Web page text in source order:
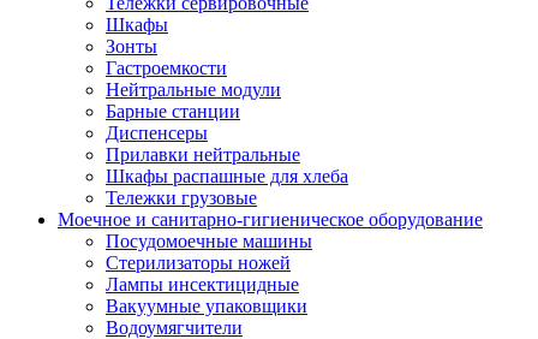
Шкафы
Зонты
Гастроемкости
Нейтральные модули
Барные станции
Диспенсеры
Прилавки нейтральные
Шкафы распашные для хлеба
Тележки грузовые
Моечное и санитарно-гигиеническое оборудование
Посудомоечные машины
Стерилизаторы ножей
Лампы инсектицидные
Вакуумные упаковщики
Водоумягчители